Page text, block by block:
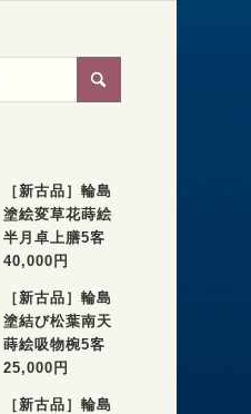
［新古品］輪島
塗絵変草花蒔絵
半月卓上膳5客
40,000円
［新古品］輪島
塗結び松葉南天
蒔絵吸物椀5客
25,000円
［新古品］輪島